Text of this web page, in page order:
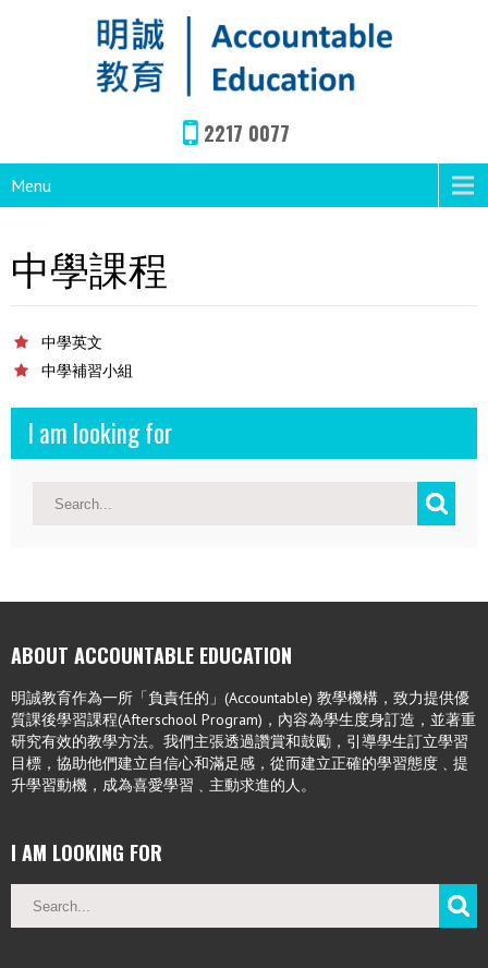
2217 0077
Menu
中學課程
中學英文
中學補習小組
I am looking for
ABOUT ACCOUNTABLE EDUCATION
明誠教育作為一所「負責任的」(Accountable) 教學機構，致力提供優
質課後學習課程(Afterschool Program)，內容為學生度身訂造，並著重
研究有效的教學方法。我們主張透過讚賞和鼓勵，引導學生訂立學習
目標，協助他們建立自信心和滿足感，從而建立正確的學習態度﹑提
升學習動機，成為喜愛學習﹑主動求進的人。
I AM LOOKING FOR